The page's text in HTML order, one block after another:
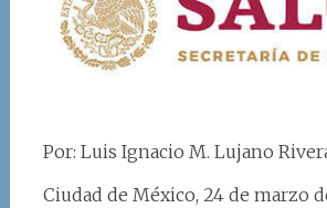
Por: Luis Ignacio M. Lujano
Ciudad de México, 24 de marzo